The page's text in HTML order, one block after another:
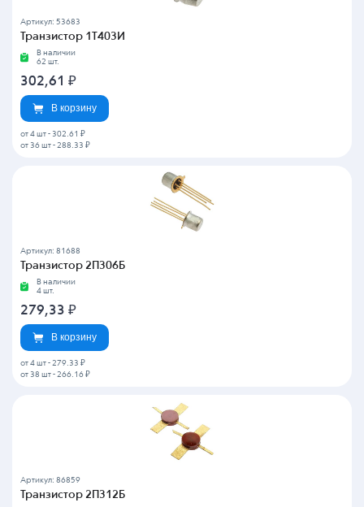
Артикул: 53683
Транзистор 1Т403И
В наличии
62 шт.
302,61 ₽
В корзину
от 4 шт - 302.61 ₽
от 36 шт - 288.33 ₽
Артикул: 81688
Транзистор 2П306Б
В наличии
4 шт.
279,33 ₽
В корзину
от 4 шт - 279.33 ₽
от 38 шт - 266.16 ₽
Артикул: 86859
Транзистор 2П312Б